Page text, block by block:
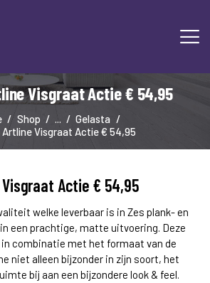
Visgraat Actie € 54,95
Shop ...
Gelasta
Artline Visgraat Actie € 54,95
Actie € 54,95
welke leverbaar is in Zes plank- en
een prachtige, matte uitvoering. Deze
combinatie met het formaat van de
niet alleen bijzonder in zijn soort, het
bij aan een bijzondere look & feel.